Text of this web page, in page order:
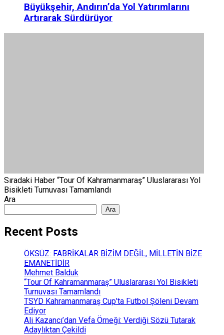
Büyükşehir, Andırın’da Yol Yatırımlarını
Artırarak Sürdürüyor
Sıradaki Haber “Tour Of Kahramanmaraş” Uluslararası Yol
Bisikleti Turnuvası Tamamlandı
Ara
Ara
Recent Posts
ÖKSÜZ: FABRİKALAR BİZİM DEĞİL, MİLLETİN BİZE
EMANETİDİR
Mehmet Balduk
“Tour Of Kahramanmaraş” Uluslararası Yol Bisikleti
Turnuvası Tamamlandı
TSYD Kahramanmaraş Cup’ta Futbol Şöleni Devam
Ediyor
Ali Kazancı’dan Vefa Örneği: Verdiği Sözü Tutarak
Adaylıktan Çekildi